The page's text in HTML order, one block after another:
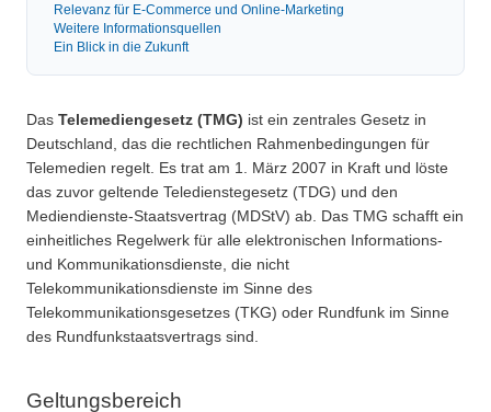
Relevanz für E-Commerce und Online-Marketing
Weitere Informationsquellen
Ein Blick in die Zukunft
Das Telemediengesetz (TMG) ist ein zentrales Gesetz in
Deutschland, das die rechtlichen Rahmenbedingungen für
Telemedien regelt. Es trat am 1. März 2007 in Kraft und löste
das zuvor geltende Teledienstegesetz (TDG) und den
Mediendienste-Staatsvertrag (MDStV) ab. Das TMG schafft ein
einheitliches Regelwerk für alle elektronischen Informations-
und Kommunikationsdienste, die nicht
Telekommunikationsdienste im Sinne des
Telekommunikationsgesetzes (TKG) oder Rundfunk im Sinne
des Rundfunkstaatsvertrags sind.
Geltungsbereich